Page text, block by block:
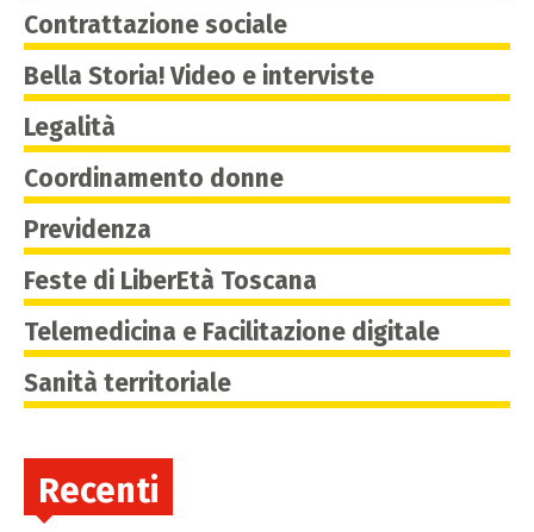
Contrattazione sociale
Bella Storia! Video e interviste
Legalità
Coordinamento donne
Previdenza
Feste di LiberEtà Toscana
Telemedicina e Facilitazione digitale
Sanità territoriale
Recenti